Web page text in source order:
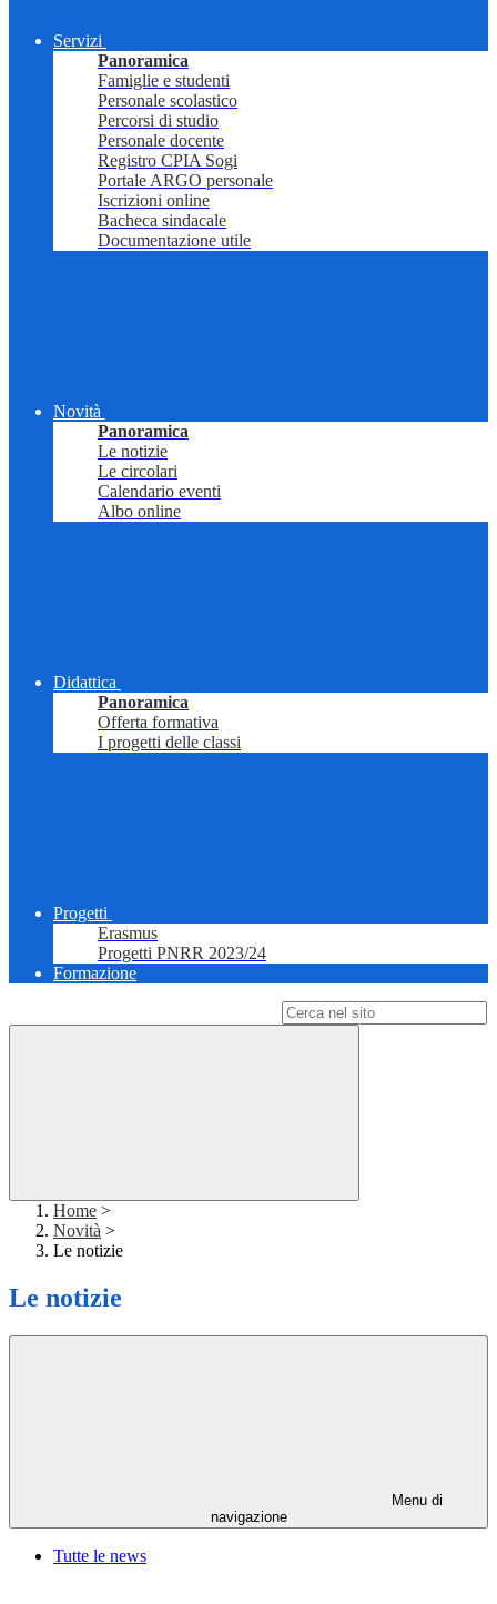
Servizi
Panoramica
Famiglie e studenti
Personale scolastico
Percorsi di studio
Personale docente
Registro CPIA Sogi
Portale ARGO personale
Iscrizioni online
Bacheca sindacale
Documentazione utile
Novità
Panoramica
Le notizie
Le circolari
Calendario eventi
Albo online
Didattica
Panoramica
Offerta formativa
I progetti delle classi
Progetti
Erasmus
Progetti PNRR 2023/24
Formazione
Home >
Novità >
Le notizie
Le notizie
Menu di
navigazione
Tutte le news